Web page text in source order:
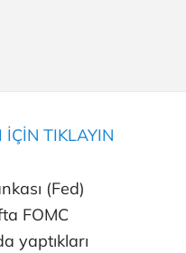
İÇİN TIKLAYIN
(Fed)
FOMC
yaptıkları